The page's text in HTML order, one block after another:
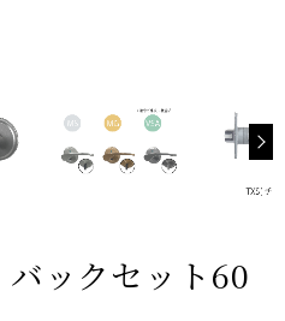
ックセット60
ミュレーション
バ